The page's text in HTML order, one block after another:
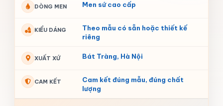
DÒNG MEN Men sứ cao cấp
KIỂU DÁNG
Theo mẫu có sẵn hoặc thiết kế
riêng
XUẤT XỨ Bát Tràng, Hà Nội
CAM KẾT
Cam kết đúng mẫu, đúng chất
lượng